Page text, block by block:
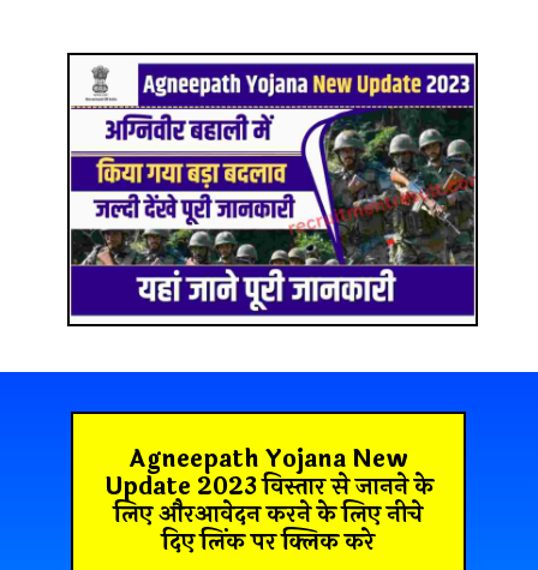
Agneepath Yojana New
Update 2023 विस्तार से जानने के
लिए औरआवेदन करने के लिए नीचे
दिए लिंक पर क्लिक करे